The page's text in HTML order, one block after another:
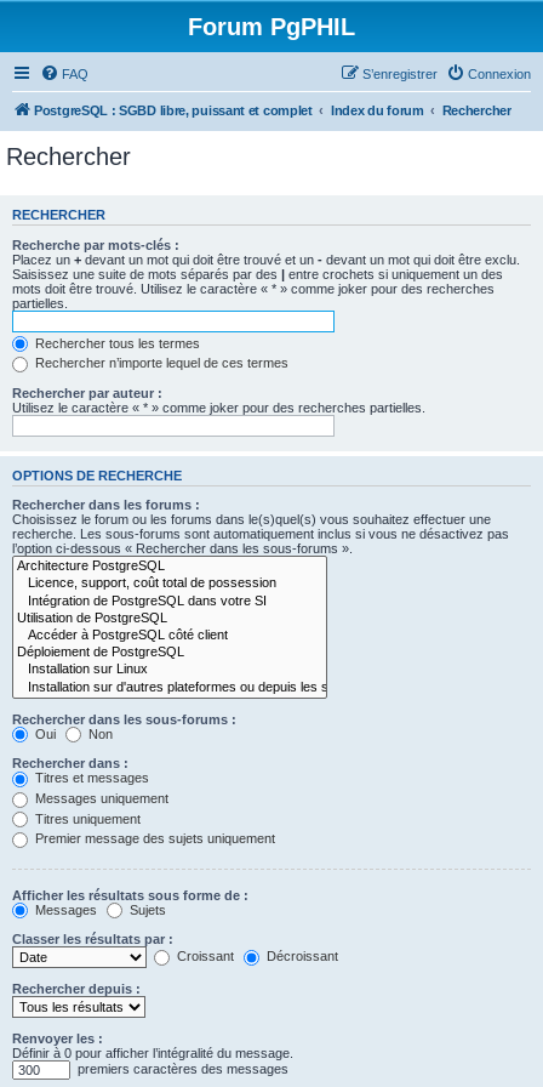
Forum PgPHIL
FAQ Connexion
S’enregistrer
PostgreSQL : SGBD libre, puissant et complet Index du forum Rechercher
Rechercher
RECHERCHER
Recherche par mots-clés :
Placez un + devant un mot qui doit être trouvé et un - devant un mot qui doit être exclu.
Saisissez une suite de mots séparés par des | entre crochets si uniquement un des
mots doit être trouvé. Utilisez le caractère « * » comme joker pour des recherches
partielles.
Rechercher tous les termes
Rechercher n’importe lequel de ces termes
Rechercher par auteur :
Utilisez le caractère « * » comme joker pour des recherches partielles.
OPTIONS DE RECHERCHE
Rechercher dans les forums :
Choisissez le forum ou les forums dans le(s)quel(s) vous souhaitez effectuer une
recherche. Les sous-forums sont automatiquement inclus si vous ne désactivez pas
l’option ci-dessous « Rechercher dans les sous-forums ».
Rechercher dans les sous-forums :
Oui
Non
Rechercher dans :
Titres et messages
Messages uniquement
Titres uniquement
Premier message des sujets uniquement
Afficher les résultats sous forme de :
Messages
Sujets
Classer les résultats par :
Croissant
Décroissant
Rechercher depuis :
Renvoyer les :
Définir à 0 pour afficher l’intégralité du message.
premiers caractères des messages